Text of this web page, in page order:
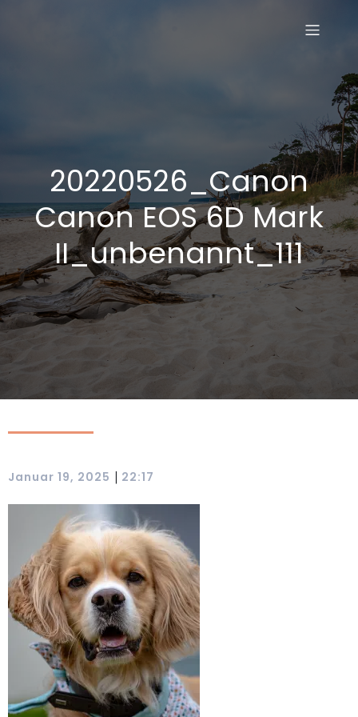
20220526_Canon
Canon EOS 6D Mark
II_unbenannt_111
Januar 19, 2025 | 22:17